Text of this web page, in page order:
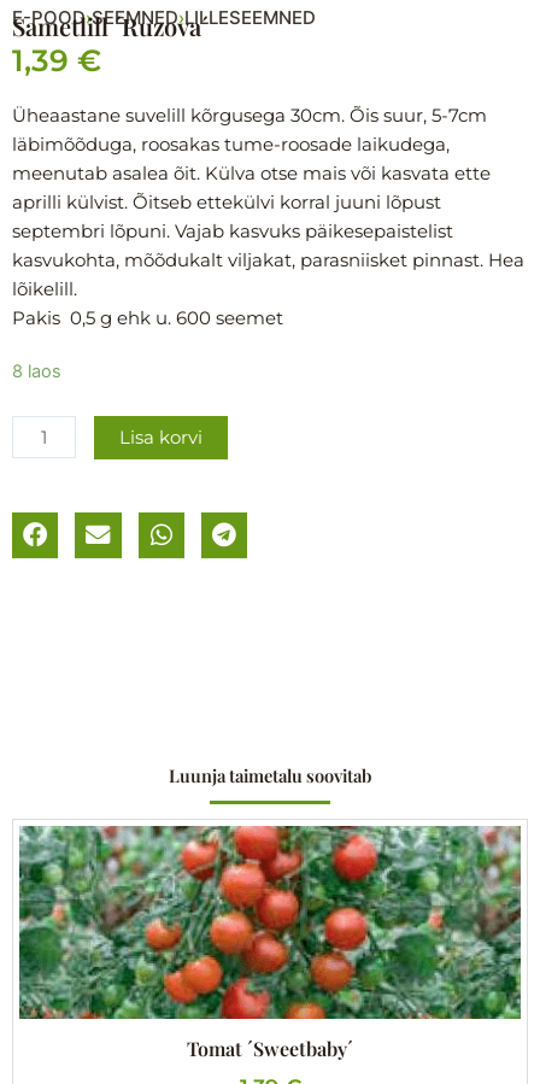
E-POOD›SEEMNED›LILLESEEMNED
Sametlill ´Ruzova´
1,39 €
Üheaastane suvelill kõrgusega 30cm. Õis suur, 5-7cm
läbimõõduga, roosakas tume-roosade laikudega,
meenutab asalea õit. Külva otse mais või kasvata ette
aprilli külvist. Õitseb ettekülvi korral juuni lõpust
septembri lõpuni. Vajab kasvuks päikesepaistelist
kasvukohta, mõõdukalt viljakat, parasniisket pinnast. Hea
lõikelill.
Pakis 0,5 g ehk u. 600 seemet
8 laos
Sametlill
kogus
Lisa korvi
Luunja taimetalu soovitab
Tomat ´Sweetbaby´